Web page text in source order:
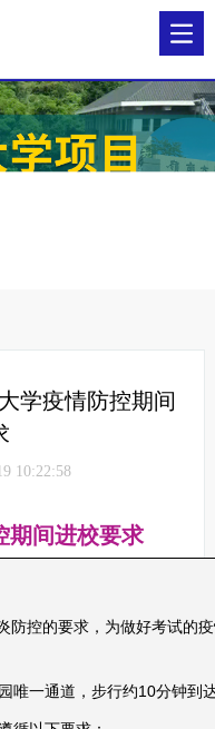
学疫情防控期间
10:22:58
期间进校要求
防控的要求，为做好考试的
唯一通道，步行约10分钟到